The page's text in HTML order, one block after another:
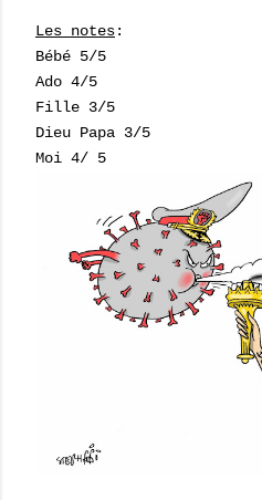
Les notes:
Bébé 5/5
Ado 4/5
Fille 3/5
Dieu Papa 3/5
Moi 4/ 5